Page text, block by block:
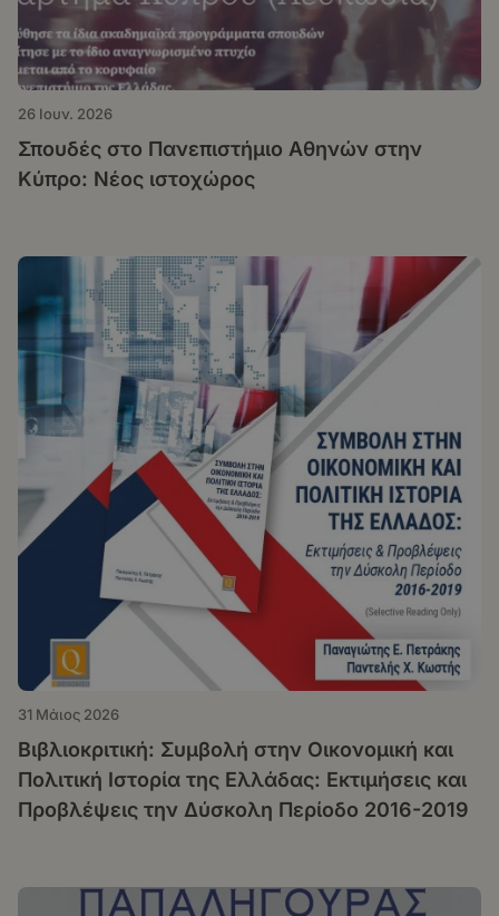
26 Ιουν. 2026
Σπουδές στο Πανεπιστήμιο Αθηνών στην
Κύπρο: Νέος ιστοχώρος
31 Μάιος 2026
Βιβλιοκριτική: Συμβολή στην Οικονομική και
Πολιτική Ιστορία της Ελλάδας: Εκτιμήσεις και
Προβλέψεις την Δύσκολη Περίοδο 2016-2019